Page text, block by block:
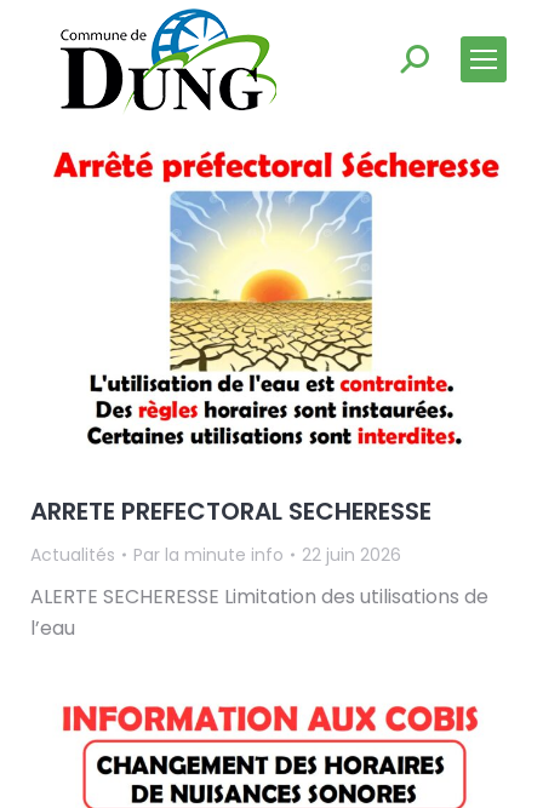
ARRETE PREFECTORAL SECHERESSE
Actualités Par la minute info 22 juin 2026
ALERTE SECHERESSE Limitation des utilisations de
l’eau